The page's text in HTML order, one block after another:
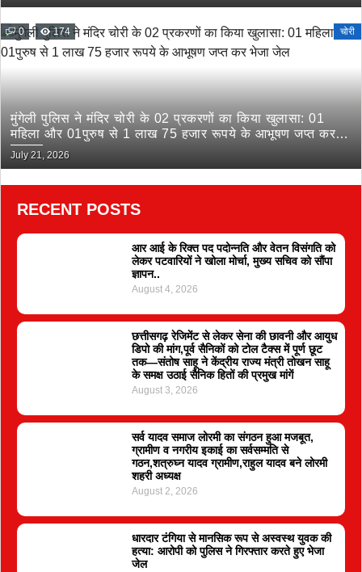
0 174 चोरी
मुंगेली पुलिस ने मंदिर चोरी के 02 प्रकरणों का किया खुलासा: 01
महिला और 01पुरुष से 1 लाख 75 हजार रूपये के आभूषण जप्त कर
भेजा जेल
July 21, 2026
RECENT POSTS
आर आई के रिक्त पद पदोन्नति और वेतन विसंगति को
लेकर पटवारियों ने खोला मोर्चा, मुख्य सचिव को सौंपा
ज्ञापन..
August 4, 2026
छत्तीसगढ़ रेजिमेंट से लेकर सेना की छावनी और आयुध
डिपो की मांग,पूर्व सैनिकों को टोल टैक्स में पूर्ण छूट
तक—संतोष साहू ने केंद्रीय राज्य मंत्री तोखन साहू
के समक्ष उठाई सैनिक हितों की प्रमुख मांगें
August 3, 2026
सर्व यादव समाज लोरमी का संगठन हुआ मजबूत,
ग्रामीण व नगरीय इकाई का सर्वसम्मति से
गठन,शत्रुघ्न यादव ग्रामीण,राहुल यादव बने लोरमी
शहरी अध्यक्ष
August 2, 2026
धारदार टंगिया से मानसिक रूप से अस्वस्थ युवक की
हत्या: आरोपी को पुलिस ने गिरफ्तार करते हुए भेजा
जेल